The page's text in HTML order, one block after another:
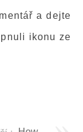
a dejte
ikonu ze